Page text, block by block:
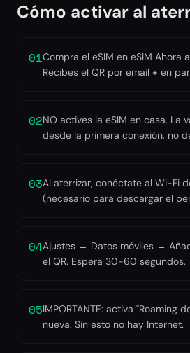
Cómo activar al
01Compra el eSIM en eSIM Ahora
Recibes el QR por email + en
02NO actives la eSIM en casa. La
desde la primera conexión, no
03Al aterrizar, conéctate al Wi-Fi
(necesario para descargar el
04Ajustes → Datos móviles →
el QR. Espera 30-60 segundos.
05IMPORTANTE: activa "Roaming
nueva. Sin esto no hay Internet.